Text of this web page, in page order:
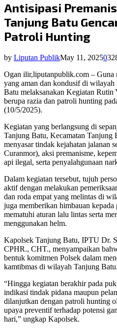
Antisipasi
Tanjung Batu
Patroli Hunting
by Liputan PublikMay 11, 20250
Ogan ilir,liputanpublik.com – Guna
yang aman dan kondusif di
Batu melaksanakan Kegiatan
berupa razia dan patroli hunting
(10/5/2025).
Kegiatan yang berlangsung di
Tanjung Batu, Kecamatan
menyasar tindak kejahatan jalanan
Curanmor), aksi premanisme,
api ilegal, serta penyalahgunaan
Dalam kegiatan tersebut, tujuh
aktif dengan melakukan
dan roda empat yang melintas di
juga memberikan himbauan kepada
mematuhi aturan lalu lintas serta
menggunakan helm.
Kapolsek Tanjung Batu, IPTU Dr.
CPHR., CHT., menyampaikan
bentuk komitmen Polsek dalam
kamtibmas di wilayah Tanjung Batu.
“Hingga kegiatan berakhir pada
indikasi tindak pidana maupun
dilanjutkan dengan patroli hunting
upaya preventif terhadap potensi
hari,” ungkap Kapolsek.